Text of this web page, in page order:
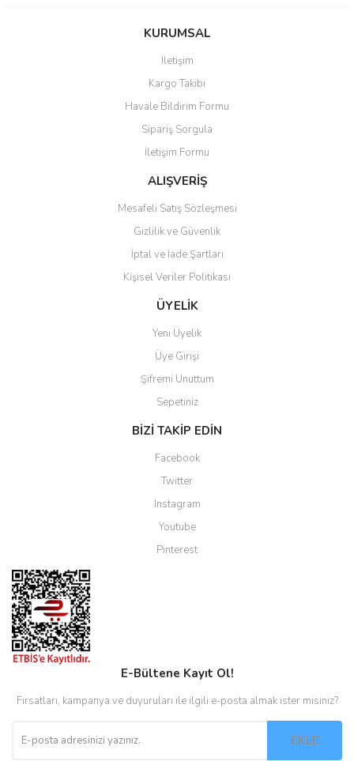
Bu ürüne ilk yorumu siz yapın!
Ürün hakkında henüz soru sorulmamış.
Ürün resmi kalitesiz, bozuk veya görüntülenemiyor.
Ürün açıklamasında eksik bilgiler bulunuyor.
Ürün bilgilerinde hatalar bulunuyor.
Ürün fiyatı diğer sitelerden daha pahalı.
Bu ürüne benzer farklı alternatifler olmalı.
Gönder
KURUMSAL
İletişim
Kargo Takibi
Havale Bildirim Formu
Sipariş Sorgula
İletişim Formu
ALIŞVERİŞ
Mesafeli Satış Sözleşmesi
Gizlilik ve Güvenlik
İptal ve İade Şartları
Kişisel Veriler Politikası
ÜYELİK
Yeni Üyelik
Üye Girişi
Şifremi Unuttum
Sepetiniz
BİZİ TAKİP EDİN
Facebook
Twitter
Instagram
Youtube
Pinterest
E-Bültene Kayıt Ol!
Fırsatları, kampanya ve duyuruları ile ilgili e-posta almak ister misiniz?
EKLE